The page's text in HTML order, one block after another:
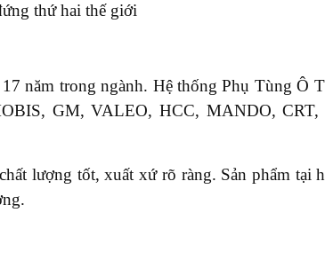
thứ hai thế giới
năm trong ngành. Hệ thống Phụ Tùng Ô
GM, VALEO, HCC, MANDO, CRT,
lượng tốt, xuất xứ rõ ràng. Sản phẩm tại